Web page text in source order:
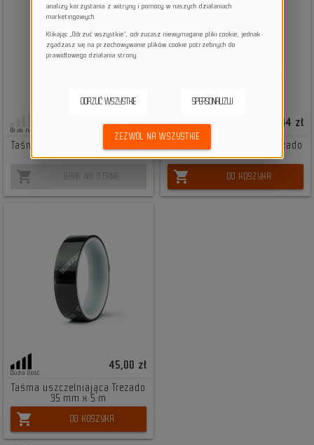
Brak na stanie
39,85 zł
Taśma uszczelniająca Trezado
30 mm x 5 m
shopping_cart BRAK NA STANIE
36,44 zł
Taśma uszczelniająca Trezado
32 mm x 5 m
shopping_cart DO KOSZYKA
Duża ilość
45,00 zł
Taśma uszczelniająca Trezado
35 mm x 5 m
shopping_cart DO KOSZYKA
analizy korzystania z witryny i pomocy w naszych działaniach
marketingowych.
Klikając „Odrzuć wszystkie”, odrzucasz niewymagane pliki cookie, jednak
zgadzasz się na przechowywanie plików cookie potrzebnych do
prawidłowego działania strony.
ODRZUĆ WSZYSTKIE SPERSONALIZUJ
ZEZWÓL NA WSZYSTKIE